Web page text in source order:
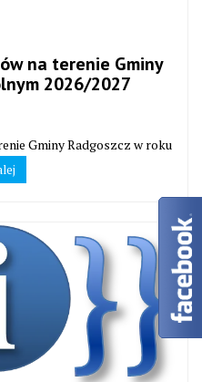
na terenie Gminy
2026/2027
Gminy Radgoszcz w roku